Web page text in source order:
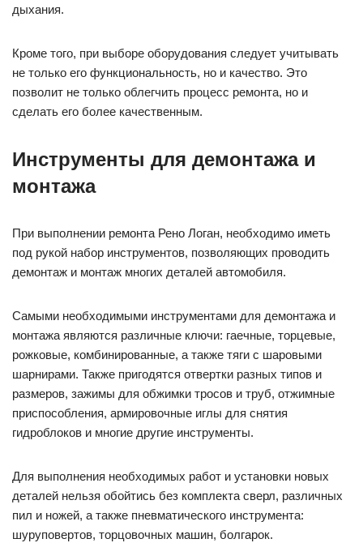
дыхания.
Кроме того, при выборе оборудования следует учитывать
не только его функциональность, но и качество. Это
позволит не только облегчить процесс ремонта, но и
сделать его более качественным.
Инструменты для демонтажа и
монтажа
При выполнении ремонта Рено Логан, необходимо иметь
под рукой набор инструментов, позволяющих проводить
демонтаж и монтаж многих деталей автомобиля.
Самыми необходимыми инструментами для демонтажа и
монтажа являются различные ключи: гаечные, торцевые,
рожковые, комбинированные, а также тяги с шаровыми
шарнирами. Также пригодятся отвертки разных типов и
размеров, зажимы для обжимки тросов и труб, отжимные
приспособления, армировочные иглы для снятия
гидроблоков и многие другие инструменты.
Для выполнения необходимых работ и установки новых
деталей нельзя обойтись без комплекта сверл, различных
пил и ножей, а также пневматического инструмента:
шуруповертов, торцовочных машин, болгарок.